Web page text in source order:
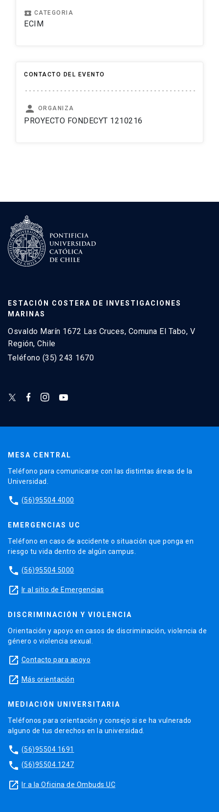
local_play CATEGORIA
ECIM
CONTACTO DEL EVENTO
person ORGANIZA
PROYECTO FONDECYT 1210216
ESTACIÓN COSTERA DE INVESTIGACIONES
MARINAS
Osvaldo Marín 1672 Las Cruces, Comuna El Tabo, V
Región, Chile
Teléfono (35) 243 1670
MESA CENTRAL
Teléfono para comunicarse con las distintas áreas de la
Universidad.
phone (56)95504 4000
EMERGENCIAS UC
Teléfono en caso de accidente o situación que ponga en
riesgo tu vida dentro de algún campus.
phone (56)95504 5000
launch Ir al sitio de Emergencias
DISCRIMINACIÓN Y VIOLENCIA
Orientación y apoyo en casos de discriminación, violencia de
género o violencia sexual.
launch Contacto para apoyo
launch Más orientación
MEDIACIÓN UNIVERSITARIA
Teléfonos para orientación y consejo si se ha vulnerado
alguno de tus derechos en la universidad.
phone (56)95504 1691
phone (56)95504 1247
launch Ir a la Oficina de Ombuds UC